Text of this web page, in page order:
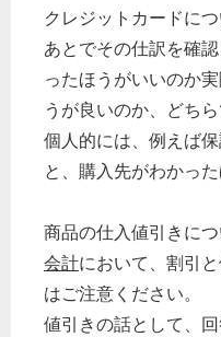
クレジットカードに
あとでその仕訳を確
ったほうがいいのか
うが良いのか、どちら
個人的には、例えば
と、購入先がわかっ
商品の仕入値引きに
会計において、割引
はご注意ください。
値引きの話として、回